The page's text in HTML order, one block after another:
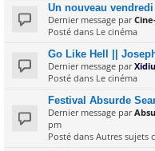
Un nouveau vendredi
Dernier message par
Posté dans Le cinéma
Go Like Hell ||
Dernier message par
Posté dans Le cinéma
Festival Absurde
Dernier message par
pm
Posté dans Autres sujets